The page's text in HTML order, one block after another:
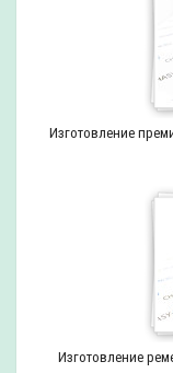
Изготовление
Изготовление